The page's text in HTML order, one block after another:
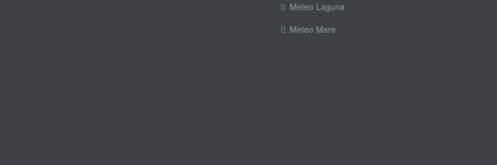
Meteo Laguna
Meteo Mare